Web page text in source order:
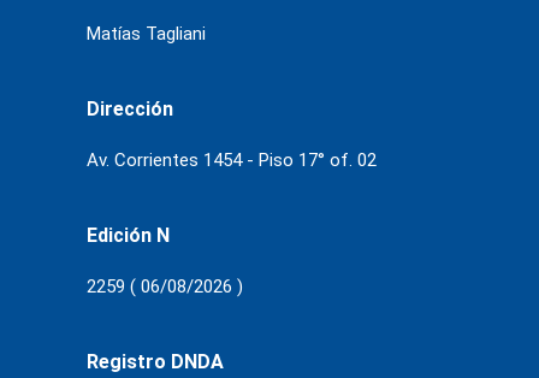
Matías Tagliani
Dirección
Av. Corrientes 1454 - Piso 17° of. 02
Edición N
2259 ( 06/08/2026 )
Registro DNDA